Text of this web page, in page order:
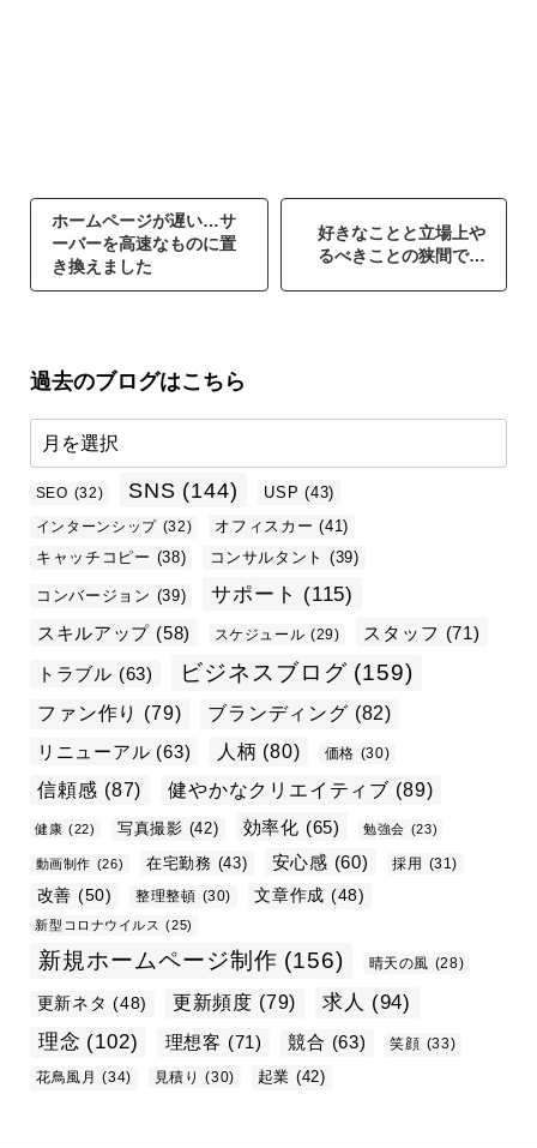
ホームページが遅い…サ
ーバーを高速なものに置
き換えました
好きなことと立場上や
るべきことの狭間で…
過去のブログはこちら
SEO (32) SNS (144) USP (43)
インターンシップ (32) オフィスカー (41)
キャッチコピー (38) コンサルタント (39)
コンバージョン (39) サポート (115)
スキルアップ (58) スケジュール (29) スタッフ (71)
トラブル (63) ビジネスブログ (159)
ファン作り (79) ブランディング (82)
リニューアル (63) 人柄 (80) 価格 (30)
信頼感 (87) 健やかなクリエイティブ (89)
健康 (22) 写真撮影 (42) 効率化 (65) 勉強会 (23)
動画制作 (26) 在宅勤務 (43) 安心感 (60) 採用 (31)
改善 (50) 整理整頓 (30) 文章作成 (48)
新型コロナウイルス (25)
新規ホームページ制作 (156) 晴天の風 (28)
更新ネタ (48) 更新頻度 (79) 求人 (94)
理念 (102) 理想客 (71) 競合 (63) 笑顔 (33)
花鳥風月
(34) 見積り (30) 起業 (42)